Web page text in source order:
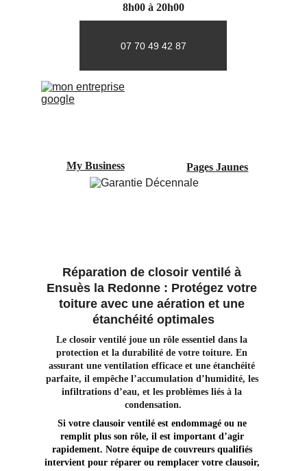
07 70 49 42 87
8h00 à 20h00
My Business Pages Jaunes
Réparation de closoir ventilé à
Ensuès la Redonne : Protégez votre
toiture avec une aération et une
étanchéité optimales
Le closoir ventilé joue un rôle essentiel dans la
protection et la durabilité de votre toiture. En
assurant une ventilation efficace et une étanchéité
parfaite, il empêche l’accumulation d’humidité, les
infiltrations d’eau, et les problèmes liés à la
condensation.
Si votre clausoir ventilé est endommagé ou ne
remplit plus son rôle, il est important d’agir
rapidement. Notre équipe de couvreurs qualifiés
intervient pour réparer ou remplacer votre clausoir,